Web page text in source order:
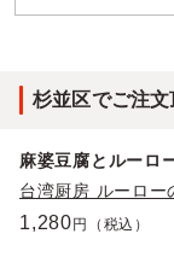
が上がり嬉しい
東京都渋谷区恵比
杉並区でご注文
麻婆豆腐とルーロ
台湾厨房 ルーロー
1,280円（税込）